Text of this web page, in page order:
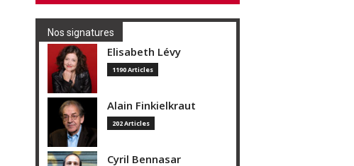
Nos signatures
Elisabeth Lévy
1190 Articles
Alain Finkielkraut
202 Articles
Cyril Bennasar